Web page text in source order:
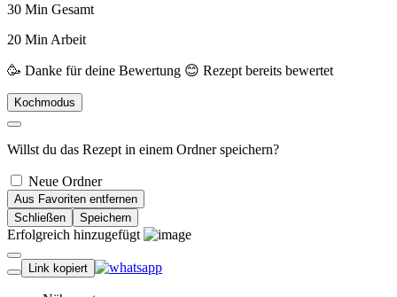
30 Min Gesamt
20 Min Arbeit
🥳 Danke für deine Bewertung 😊 Rezept bereits bewertet
Kochmodus
Willst du das Rezept in einem Ordner speichern?
Neue Ordner
Aus Favoriten entfernen
Schließen
Speichern
Erfolgreich hinzugefügt
Link kopiert